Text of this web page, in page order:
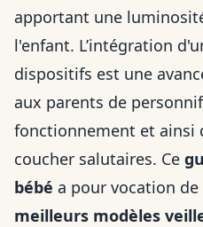
apportant une
l'enfant. L’intégration
dispositifs est une
aux parents de
fonctionnement et ainsi
coucher salutaires. Ce
bébé a pour vocation
meilleurs modèles